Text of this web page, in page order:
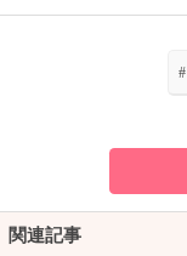
#
関連記事